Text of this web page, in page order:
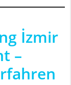
İzmir
–